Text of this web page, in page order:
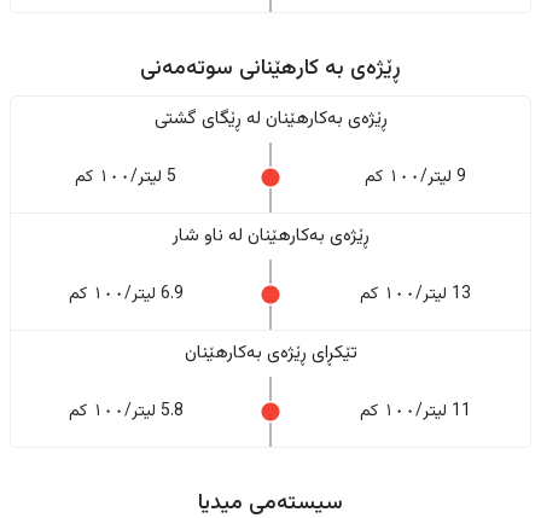
ڕێژەى به کارهێنانی سوتەمەنی
ڕێژەى بەکارهێنان له ڕێگای گشتی
9 لیتر/١٠٠ کم 5 لیتر/١٠٠ کم
ڕێژەى بەکارهێنان له ناو شار
13 لیتر/١٠٠ کم 6.9 لیتر/١٠٠ کم
تێکڕای ڕێژەى بەکارهێنان
11 لیتر/١٠٠ کم 5.8 لیتر/١٠٠ کم
سیستەمی میدیا